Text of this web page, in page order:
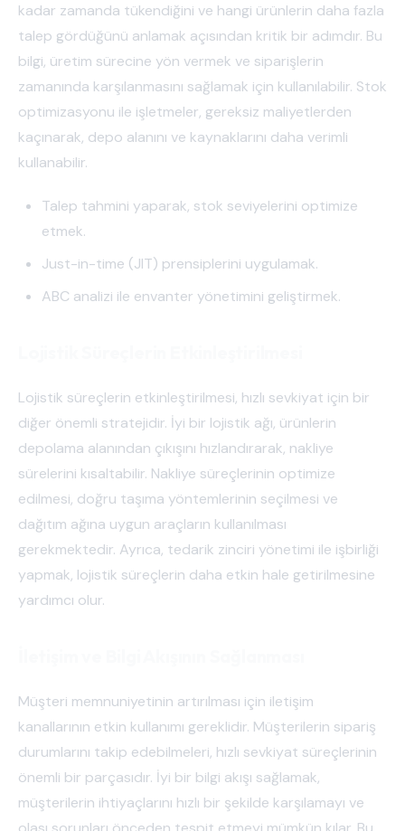
kadar zamanda tükendiğini ve hangi ürünlerin daha fazla
talep gördüğünü anlamak açısından kritik bir adımdır. Bu
bilgi, üretim sürecine yön vermek ve siparişlerin
zamanında karşılanmasını sağlamak için kullanılabilir. Stok
optimizasyonu ile işletmeler, gereksiz maliyetlerden
kaçınarak, depo alanını ve kaynaklarını daha verimli
kullanabilir.
Talep tahmini yaparak, stok seviyelerini optimize
etmek.
Just-in-time (JIT) prensiplerini uygulamak.
ABC analizi ile envanter yönetimini geliştirmek.
Lojistik süreçlerin etkinleştirilmesi, hızlı sevkiyat için bir
diğer önemli stratejidir. İyi bir lojistik ağı, ürünlerin
depolama alanından çıkışını hızlandırarak, nakliye
sürelerini kısaltabilir. Nakliye süreçlerinin optimize
edilmesi, doğru taşıma yöntemlerinin seçilmesi ve
dağıtım ağına uygun araçların kullanılması
gerekmektedir. Ayrıca, tedarik zinciri yönetimi ile işbirliği
yapmak, lojistik süreçlerin daha etkin hale getirilmesine
yardımcı olur.
Müşteri memnuniyetinin artırılması için iletişim
kanallarının etkin kullanımı gereklidir. Müşterilerin sipariş
durumlarını takip edebilmeleri, hızlı sevkiyat süreçlerinin
önemli bir parçasıdır. İyi bir bilgi akışı sağlamak,
müşterilerin ihtiyaçlarını hızlı bir şekilde karşılamayı ve